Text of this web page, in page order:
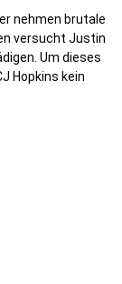
nehmen brutale
versucht Justin
Um dieses
Hopkins kein